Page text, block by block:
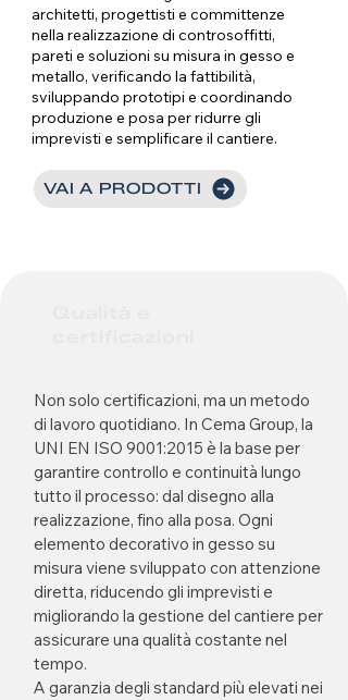
architetti, progettisti e committenze
nella realizzazione di controsoffitti,
pareti e soluzioni su misura in gesso e
metallo, verificando la fattibilità,
sviluppando prototipi e coordinando
produzione e posa per ridurre gli
imprevisti e semplificare il cantiere.
VAI A PRODOTTI
Non solo certificazioni, ma un metodo
di lavoro quotidiano. In Cema Group, la
UNI EN ISO 9001:2015 è la base per
garantire controllo e continuità lungo
tutto il processo: dal disegno alla
realizzazione, fino alla posa. Ogni
elemento decorativo in gesso su
misura viene sviluppato con attenzione
diretta, riducendo gli imprevisti e
migliorando la gestione del cantiere per
assicurare una qualità costante nel
tempo.
A garanzia degli standard più elevati nei